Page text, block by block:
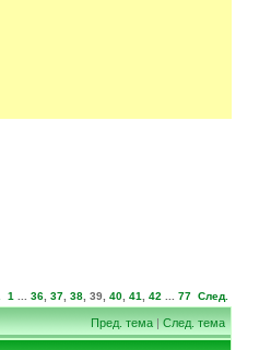
1 36 37 38 39 40 41 42 77 След.
Пред. тема|След. тема